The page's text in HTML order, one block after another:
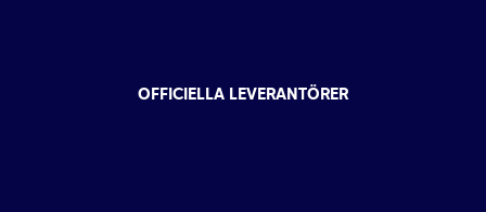
OFFICIELLA LEVERANTÖRER